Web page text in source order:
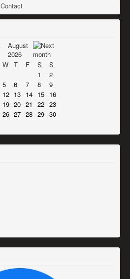
Contact
August
2026
W T F S
S
1
2
5 6 7 8
9
12 13 14 15
16
19 20 21 22 23
26 27 28 29 30